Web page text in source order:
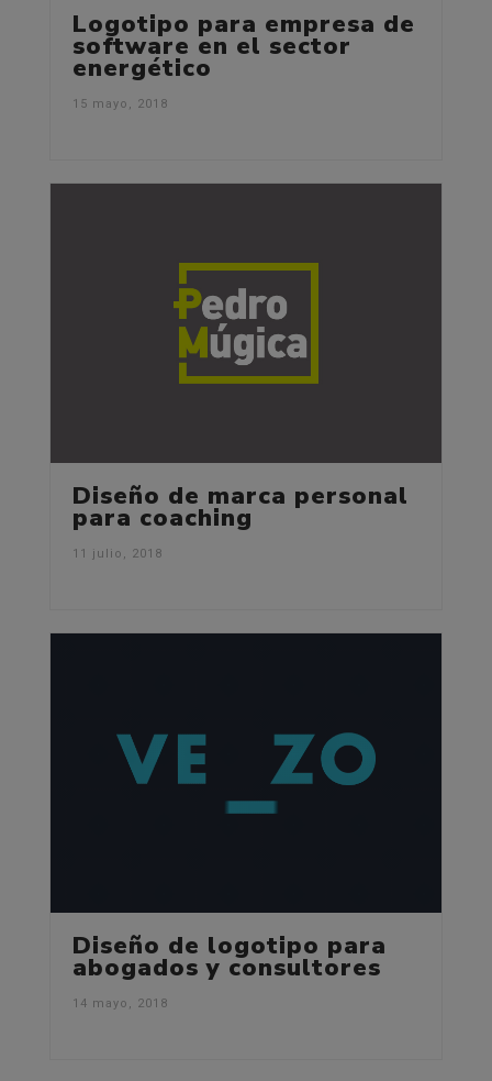
Logotipo para empresa de
software en el sector
energético
15 mayo, 2018
Diseño de marca personal
para coaching
11 julio, 2018
Diseño de logotipo para
abogados y consultores
14 mayo, 2018